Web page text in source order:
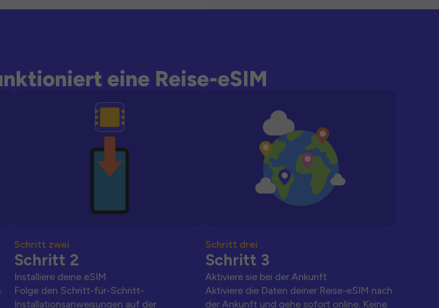
eine Reise-eSIM
Schritt zwei
Schritt 2
Installiere deine eSIM
Folge den Schritt-für-Schritt-
Installationsanweisungen auf der
Schritt drei
Schritt 3
Aktiviere sie bei der Ankunft
Aktiviere die Daten deiner Reise-eSIM nach
der Ankunft und gehe sofort online. Keine